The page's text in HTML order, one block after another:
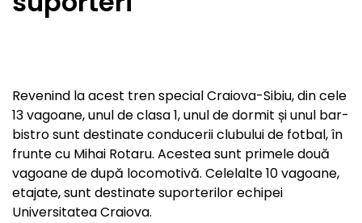
Revenind la acest tren special Craiova-Sibiu, din cele
13 vagoane, unul de clasa 1, unul de dormit și unul bar-
bistro sunt destinate conducerii clubului de fotbal, în
frunte cu Mihai Rotaru. Acestea sunt primele două
vagoane de după locomotivă. Celelalte 10 vagoane,
etajate, sunt destinate suporterilor echipei
Universitatea Craiova.